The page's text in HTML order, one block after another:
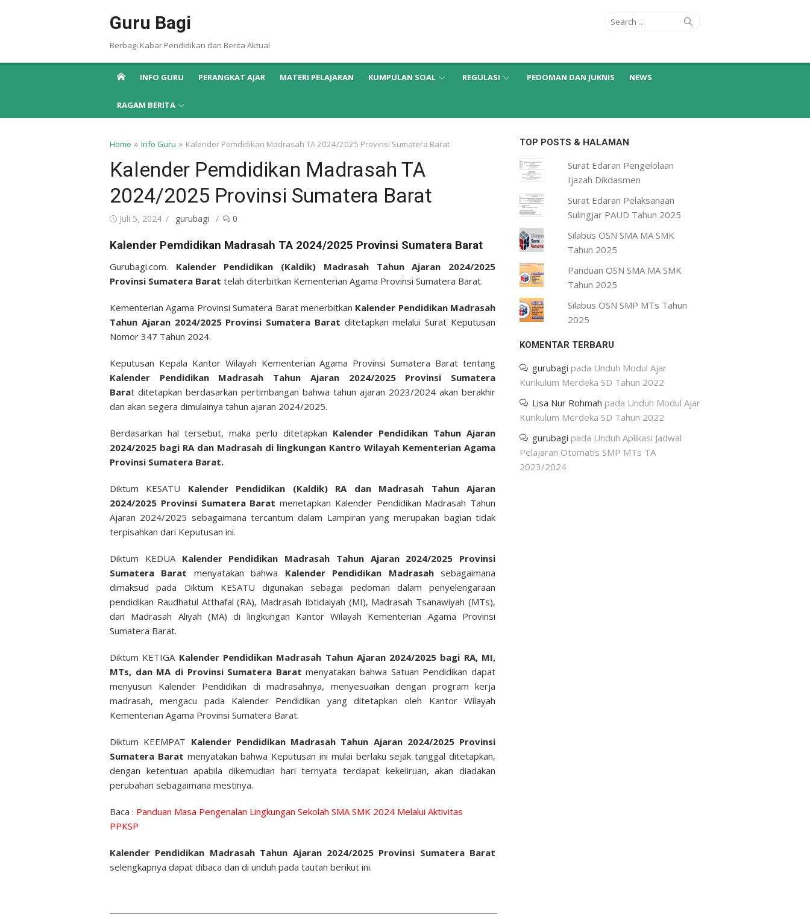
Guru Bagi
Berbagi Kabar Pendidikan dan Berita Aktual
Search
INFO GURU PERANGKAT AJAR MATERI PELAJARAN KUMPULAN SOAL REGULASI PEDOMAN DAN JUKNIS NEWS
RAGAM BERITA
Home » Info Guru » Kalender Pemdidikan Madrasah TA 2024/2025 Provinsi Sumatera Barat
Kalender Pemdidikan Madrasah TA
2024/2025 Provinsi Sumatera Barat
Posted
Juli 5, 2024 Author
gurubagi 0
Kalender Pemdidikan Madrasah TA 2024/2025 Provinsi Sumatera Barat
Gurubagi.com. Kalender Pendidikan (Kaldik) Madrasah Tahun Ajaran 2024/2025
Provinsi Sumatera Barat telah diterbitkan Kementerian Agama Provinsi Sumatera Barat.
Kementerian Agama Provinsi Sumatera Barat menerbitkan Kalender Pendidikan Madrasah
Tahun Ajaran 2024/2025 Provinsi Sumatera Barat ditetapkan melalui Surat Keputusan
Nomor 347 Tahun 2024.
Keputusan Kepala Kantor Wilayah Kementerian Agama Provinsi Sumatera Barat tentang
Kalender Pendidikan Madrasah Tahun Ajaran 2024/2025 Provinsi Sumatera
Barat ditetapkan berdasarkan pertimbangan bahwa tahun ajaran 2023/2024 akan berakhir
dan akan segera dimulainya tahun ajaran 2024/2025.
Berdasarkan hal tersebut, maka perlu ditetapkan Kalender Pendidikan Tahun Ajaran
2024/2025 bagi RA dan Madrasah di lingkungan Kantro Wilayah Kementerian Agama
Provinsi Sumatera Barat.
Diktum KESATU Kalender Pendidikan (Kaldik) RA dan Madrasah Tahun Ajaran
2024/2025 Provinsi Sumatera Barat menetapkan Kalender Pendidikan Madrasah Tahun
Ajaran 2024/2025 sebagaimana tercantum dalam Lampiran yang merupakan bagian tidak
terpisahkan dari Keputusan ini.
Diktum KEDUA Kalender Pendidikan Madrasah Tahun Ajaran 2024/2025 Provinsi
Sumatera Barat menyatakan bahwa Kalender Pendidikan Madrasahsebagaimana
dimaksud pada Diktum KESATU digunakan sebagai pedoman dalam penyelengaraan
pendidikan Raudhatul Atthafal (RA), Madrasah Ibtidaiyah (MI), Madrasah Tsanawiyah (MTs),
dan Madrasah Aliyah (MA) di lingkungan Kantor Wilayah Kementerian Agama Provinsi
Sumatera Barat.
Diktum KETIGA Kalender Pendidikan Madrasah Tahun Ajaran 2024/2025 bagi RA, MI,
MTs, dan MA di Provinsi Sumatera Baratmenyatakan bahwa Satuan Pendidikan dapat
menyusun Kalender Pendidikan di madrasahnya, menyesuaikan dengan program kerja
madrasah, mengacu pada Kalender Pendidikan yang ditetapkan oleh Kantor Wilayah
Kementerian Agama Provinsi Sumatera Barat.
Diktum KEEMPAT Kalender Pendidikan Madrasah Tahun Ajaran 2024/2025 Provinsi
Sumatera Barat menyatakan bahwa Keputusan ini mulai berlaku sejak tanggal ditetapkan,
dengan ketentuan apabila dikemudian hari ternyata terdapat kekeliruan, akan diadakan
perubahan sebagaimana mestinya.
Baca : Panduan Masa Pengenalan Lingkungan Sekolah SMA SMK 2024 Melalui Aktivitas
PPKSP
Kalender Pendidikan Madrasah Tahun Ajaran 2024/2025 Provinsi Sumatera Barat
selengkapnya dapat dibaca dan di unduh pada tautan berikut ini.
TOP POSTS & HALAMAN
Surat Edaran Pengelolaan
Ijazah Dikdasmen
Surat Edaran Pelaksanaan
Sulingjar PAUD Tahun 2025
Silabus OSN SMA MA SMK
Tahun 2025
Panduan OSN SMA MA SMK
Tahun 2025
Silabus OSN SMP MTs Tahun
2025
KOMENTAR TERBARU
gurubagi pada Unduh Modul Ajar
Kurikulum Merdeka SD Tahun 2022
Lisa Nur Rohmah pada Unduh Modul Ajar
Kurikulum Merdeka SD Tahun 2022
gurubagi pada Unduh Aplikasi Jadwal
Pelajaran Otomatis SMP MTs TA
2023/2024